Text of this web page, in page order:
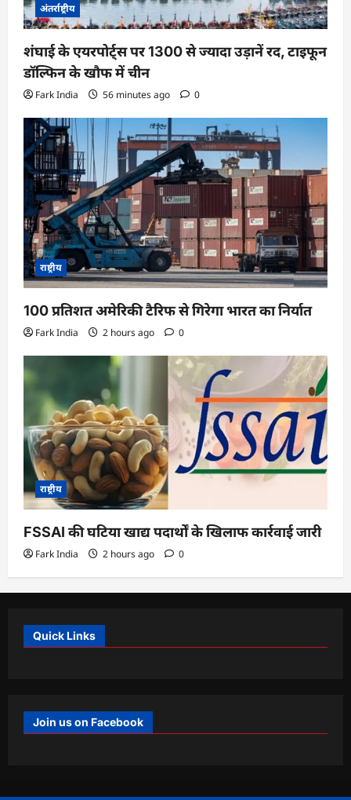
अंतर्राष्ट्रीय
शंघाई के एयरपोर्ट्स पर 1300 से ज्यादा उड़ानें रद, टाइफून
डॉल्फिन के खौफ में चीन
Fark India 56 minutes ago 0
राष्ट्रीय
100 प्रतिशत अमेरिकी टैरिफ से गिरेगा भारत का निर्यात
Fark India 2 hours ago 0
राष्ट्रीय
FSSAI की घटिया खाद्य पदार्थों के खिलाफ कार्रवाई जारी
Fark India 2 hours ago 0
Quick Links
Join us on Facebook